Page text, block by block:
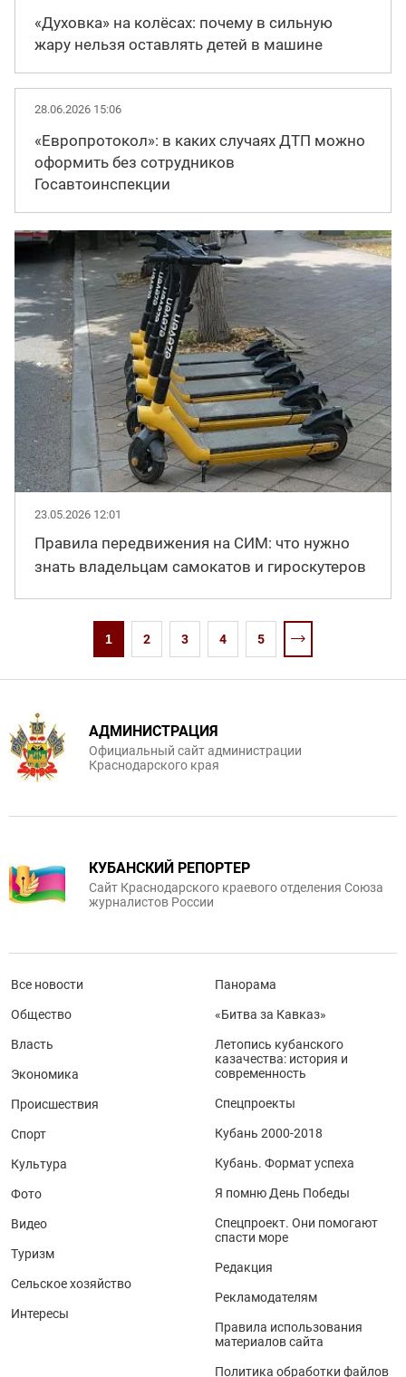
«Духовка» на колёсах: почему в сильную
жару нельзя оставлять детей в машине
28.06.2026 15:06
«Европротокол»: в каких случаях ДТП можно
оформить без сотрудников
Госавтоинспекции
23.05.2026 12:01
Правила передвижения на СИМ: что нужно
знать владельцам самокатов и гироскутеров
1 2 3 4 5
АДМИНИСТРАЦИЯ
Официальный сайт администрации
Краснодарского края
КУБАНСКИЙ РЕПОРТЕР
Сайт Краснодарского краевого отделения Союза
журналистов России
Все новости
Общество
Власть
Экономика
Происшествия
Спорт
Культура
Фото
Видео
Туризм
Сельское хозяйство
Интересы
Панорама
«Битва за Кавказ»
Летопись кубанского
казачества: история и
современность
Спецпроекты
Кубань 2000-2018
Кубань. Формат успеха
Я помню День Победы
Спецпроект. Они помогают
спасти море
Редакция
Рекламодателям
Правила использования
материалов сайта
Политика обработки файлов